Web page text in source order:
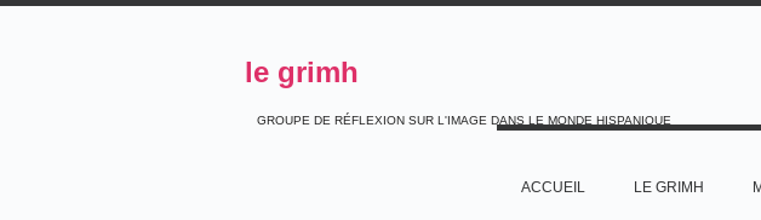
le grimh
GROUPE DE RÉFLEXION SUR L'IMAGE DANS LE MONDE HISPANIQUE
ACCUEIL LE GRIMH